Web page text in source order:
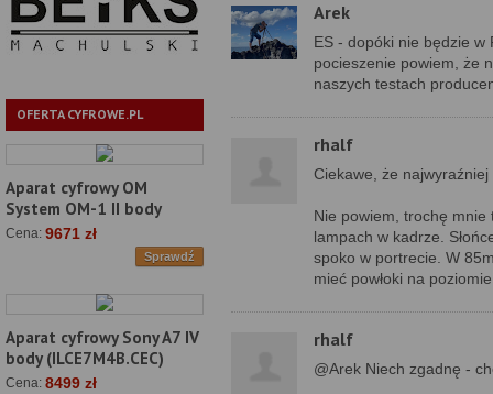
OFERTA CYFROWE.PL
Aparat cyfrowy OM
System OM-1 II body
Cena: 9671 zł
Sprawdź
Aparat cyfrowy Sony A7 IV
body (ILCE7M4B.CEC)
Cena: 8499 zł
Arek
ES - dopóki nie będzie
pocieszenie powiem, że
naszych testach
rhalf
Ciekawe, że
Nie powiem, trochę
lampach w kadrze.
spoko w portrecie. W
mieć powłoki na
rhalf
@Arek Niech zgadnę -